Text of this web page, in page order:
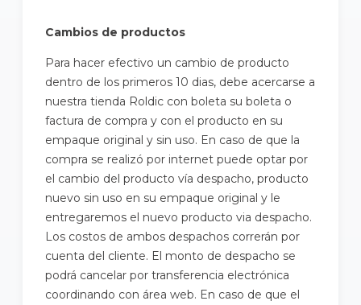
Cambios de productos
Para hacer efectivo un cambio de producto
dentro de los primeros 10 dias, debe acercarse a
nuestra tienda Roldic con boleta su boleta o
factura de compra y con el producto en su
empaque original y sin uso. En caso de que la
compra se realizó por internet puede optar por
el cambio del producto vía despacho, producto
nuevo sin uso en su empaque original y le
entregaremos el nuevo producto via despacho.
Los costos de ambos despachos correrán por
cuenta del cliente. El monto de despacho se
podrá cancelar por transferencia electrónica
coordinando con área web. En caso de que el